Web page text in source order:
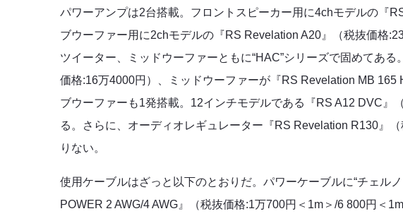
パワーアンプは2台搭載。フロントスピーカー用に4chモデルの『
ブウーファー用に2chモデルの『RS Revelation A20』（税抜価格
ツイーター、ミッドウーファーともに“HAC”シリーズで固めてあ
価格:16万4000円）、ミッドウーファーが『RS Revelation MB
ブウーファーも1発搭載。12インチモデルである『RS A12 DVC』
る。さらに、オーディオレギュレーター『RS Revelation R130』
りない。
使用ケーブルはざっと以下のとおりだ。パワーケーブルに“チェル
POWER 2 AWG/4 AWG』（税抜価格:1万700円＜1m＞/6 800円＜